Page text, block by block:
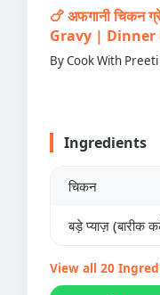
🍗 अफगानी चिकन
Gravy | Dinner
By Cook With Preeti
Ingredients
चिकन
बड़े प्याज़ (बारीक
View all 20